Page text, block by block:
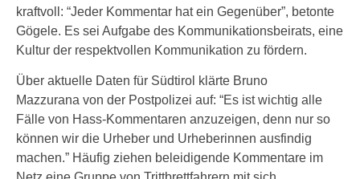
kraftvoll: “Jeder Kommentar hat ein Gegenüber”, betonte
Gögele. Es sei Aufgabe des Kommunikationsbeirats, eine
Kultur der respektvollen Kommunikation zu fördern.
Über aktuelle Daten für Südtirol klärte Bruno
Mazzurana von der Postpolizei auf: “Es ist wichtig alle
Fälle von Hass-Kommentaren anzuzeigen, denn nur so
können wir die Urheber und Urheberinnen ausfindig
machen.” Häufig ziehen beleidigende Kommentare im